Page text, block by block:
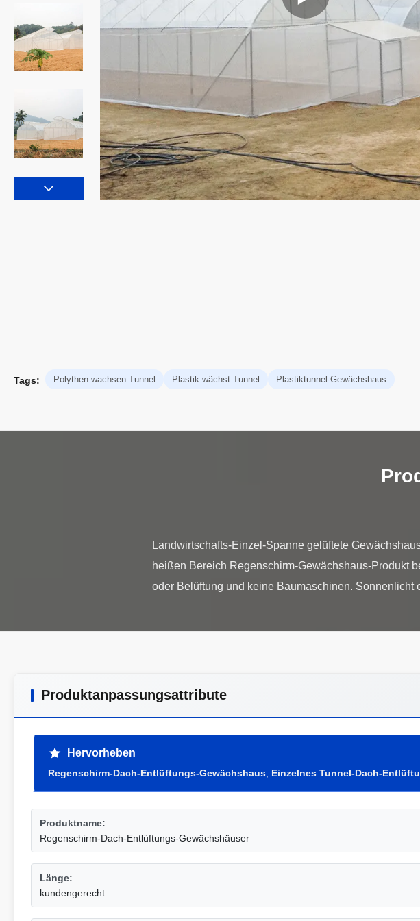
Tags: Polythen wachsen Tunnel Plastik wächst Tunnel Plastiktunnel-Gewächshaus
Landwirtschafts-Einzel-Spanne gelüftete
heißen Bereich Regenschirm-Gewächshaus-Produkt
Produktanpassungsattribute
Hervorheben
Regenschirm-Dach-Entlüftungs-Gewächshaus Einzelnes Tunnel-Dach-
Produktname:
Regenschirm-Dach-Entlüftungs-Gewächshäuser
Länge:
kundengerecht